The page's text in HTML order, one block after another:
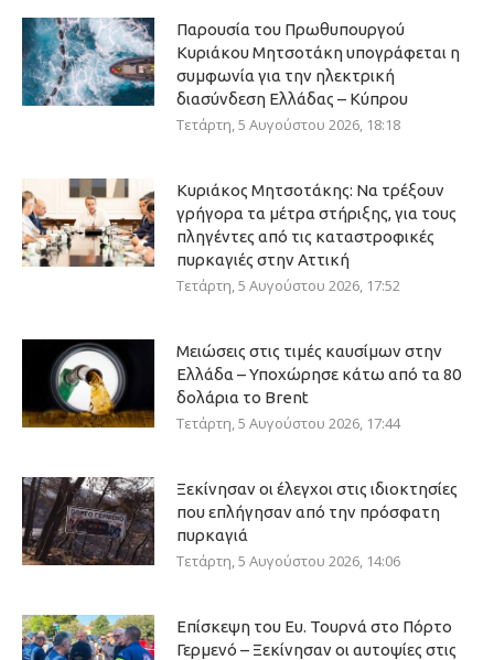
Παρουσία του Πρωθυπουργού
Κυριάκου Μητσοτάκη υπογράφεται η
συμφωνία για την ηλεκτρική
διασύνδεση Ελλάδας – Κύπρου
Τετάρτη, 5 Αυγούστου 2026, 18:18
Κυριάκος Μητσοτάκης: Να τρέξουν
γρήγορα τα μέτρα στήριξης, για τους
πληγέντες από τις καταστροφικές
πυρκαγιές στην Αττική
Τετάρτη, 5 Αυγούστου 2026, 17:52
Μειώσεις στις τιμές καυσίμων στην
Ελλάδα – Υποχώρησε κάτω από τα 80
δολάρια το Brent
Τετάρτη, 5 Αυγούστου 2026, 17:44
Ξεκίνησαν οι έλεγχοι στις ιδιοκτησίες
που επλήγησαν από την πρόσφατη
πυρκαγιά
Τετάρτη, 5 Αυγούστου 2026, 14:06
Επίσκεψη του Ευ. Τουρνά στο Πόρτο
Γερμενό – Ξεκίνησαν οι αυτοψίες στις